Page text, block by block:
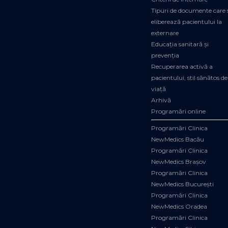
Tipuri de documente care
eliberează pacientului la
externare
Educația sanitară și
prevenția
Recuperarea activă a
pacientului, stil sănătos de
viață
Arhivă
Programări online
Programări Clinica
NewMedics Bacău
Programări Clinica
NewMedics Brașov
Programări Clinica
NewMedics București
Programări Clinica
NewMedics Oradea
Programări Clinica